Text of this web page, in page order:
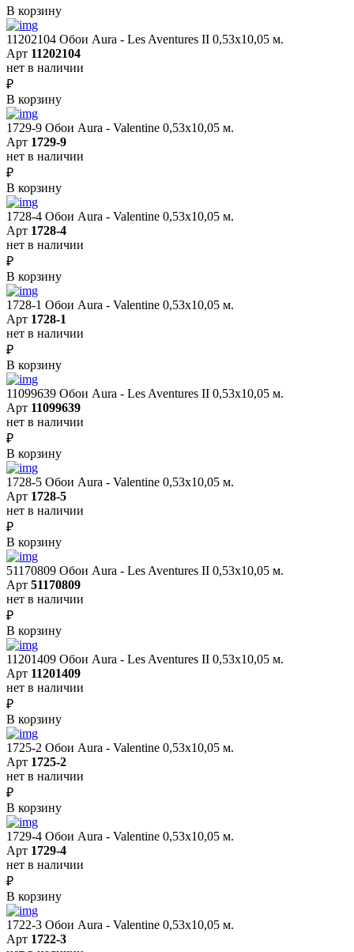
В корзину
11202104 Обои Aura - Les Aventures II 0,53х10,05 м.
Арт 11202104
нет в наличии
₽
В корзину
1729-9 Обои Aura - Valentine 0,53х10,05 м.
Арт 1729-9
нет в наличии
₽
В корзину
1728-4 Обои Aura - Valentine 0,53х10,05 м.
Арт 1728-4
нет в наличии
₽
В корзину
1728-1 Обои Aura - Valentine 0,53х10,05 м.
Арт 1728-1
нет в наличии
₽
В корзину
11099639 Обои Aura - Les Aventures II 0,53х10,05 м.
Арт 11099639
нет в наличии
₽
В корзину
1728-5 Обои Aura - Valentine 0,53х10,05 м.
Арт 1728-5
нет в наличии
₽
В корзину
51170809 Обои Aura - Les Aventures II 0,53х10,05 м.
Арт 51170809
нет в наличии
₽
В корзину
11201409 Обои Aura - Les Aventures II 0,53х10,05 м.
Арт 11201409
нет в наличии
₽
В корзину
1725-2 Обои Aura - Valentine 0,53х10,05 м.
Арт 1725-2
нет в наличии
₽
В корзину
1729-4 Обои Aura - Valentine 0,53х10,05 м.
Арт 1729-4
нет в наличии
₽
В корзину
1722-3 Обои Aura - Valentine 0,53х10,05 м.
Арт 1722-3